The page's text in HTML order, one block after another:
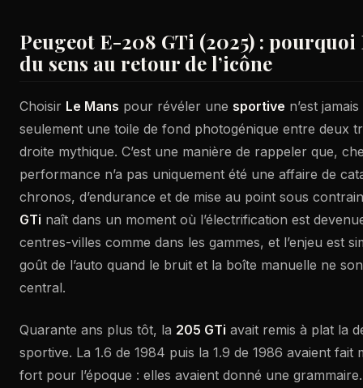
Peugeot E-208 GTi (2025) : pourquoi
du sens au retour de l’icône
Choisir Le Mans pour révéler une sportive n’est
seulement une toile de fond photogénique entre deux
droite mythique. C’est une manière de rappeler que,
performance n’a pas uniquement été une affaire de
chronos, d’endurance et de mise au point sous
GTi naît dans un moment où l’électrification est
centres-villes comme dans les gammes, et l’enjeu est
goût de l’auto quand le bruit et la boîte manuelle ne
central.
Quarante ans plus tôt, la 205 GTi avait remis à plat la
sportive. La 1.6 de 1984 puis la 1.9 de 1986 avaient fait
fort pour l’époque : elles avaient donné une